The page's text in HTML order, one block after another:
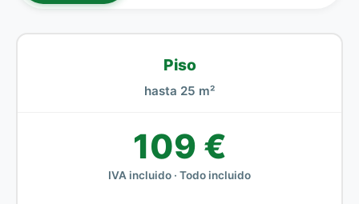
Piso
hasta 25 m²
109 €
IVA incluido · Todo incluido